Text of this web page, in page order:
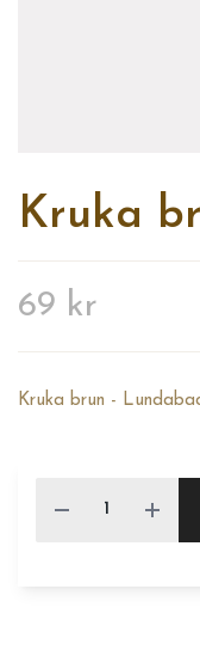
Kruka
69 kr
Kruka brun -